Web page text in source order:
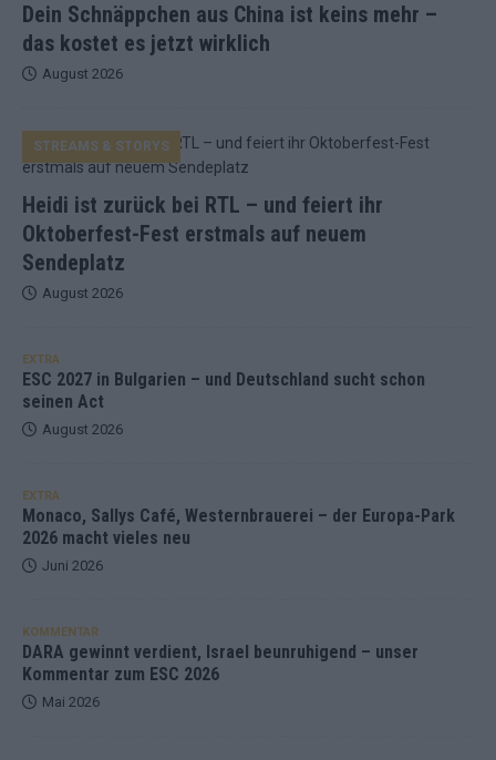
Dein Schnäppchen aus China ist keins mehr –
das kostet es jetzt wirklich
August 2026
Heidi ist zurück bei RTL – und feiert ihr
Oktoberfest-Fest erstmals auf neuem
Sendeplatz
STREAMS & STORYS
August 2026
EXTRA
ESC 2027 in Bulgarien – und Deutschland sucht schon
seinen Act
August 2026
EXTRA
Monaco, Sallys Café, Westernbrauerei – der Europa-Park
2026 macht vieles neu
Juni 2026
KOMMENTAR
DARA gewinnt verdient, Israel beunruhigend – unser
Kommentar zum ESC 2026
Mai 2026